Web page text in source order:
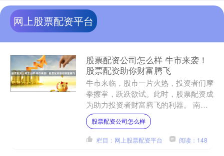
网上股票配资平台
股票配资公司怎么样 牛市来袭！
股票配资助你财富腾飞
牛市来临，股市一片火热，投资者们摩
拳擦掌，跃跃欲试。此时，股票配资成
为助力投资者财富腾飞的利器。 南宁
股票配资市场竞争激烈，有多家配资公
司可供选择。投资者在选择....
股票配资公司怎么样
栏目：网上股票配资平台 阅读：148